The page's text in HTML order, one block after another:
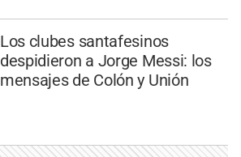
Los clubes santafesinos
despidieron a Jorge Messi: los
mensajes de Colón y Unión